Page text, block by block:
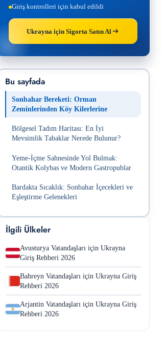
Giriş kontrolleri için kabul edildi
Ukrayna için Sigorta Satın Al
Bu sayfada
Sonbahar Bereketi: Orman
Zeminlerinden Köy Kilerlerine
Bölgesel Tadım Haritası: En İyi
Mevsimlik Tabaklar Nerede Bulunur?
Yeme-İçme Sahnesinde Yol Bulmak:
Otantik Kolybas ve Modern Gastropublar
Bardakta Sıcaklık: Sonbahar İçecekleri ve
Eşleştirme Gelenekleri
İlgili Ülkeler
Avusturya Vatandaşları için Ukrayna
Giriş Rehberi 2026
Bahreyn Vatandaşları için Ukrayna Giriş
Rehberi 2026
Arjantin Vatandaşları için Ukrayna Giriş
Rehberi 2026